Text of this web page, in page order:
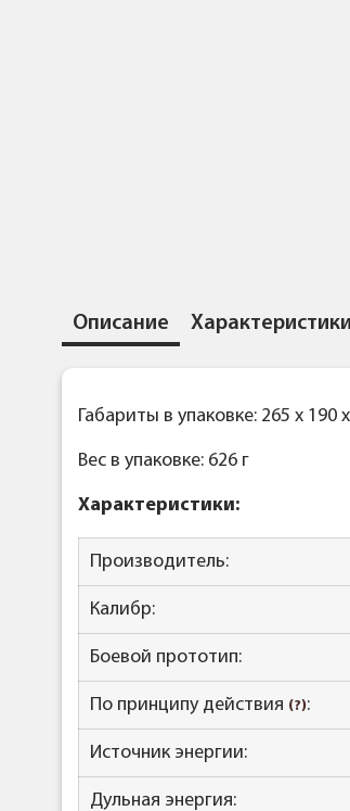
Описание Характеристики
Габариты в упаковке: 265 x 190
Вес в упаковке: 626 г
Характеристики:
Производитель:
Калибр:
Боевой прототип:
По принципу действия (?):
Источник энергии:
Дульная энергия: